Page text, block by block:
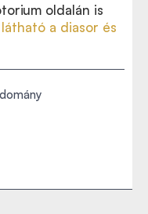
oldalán is
a diasor és